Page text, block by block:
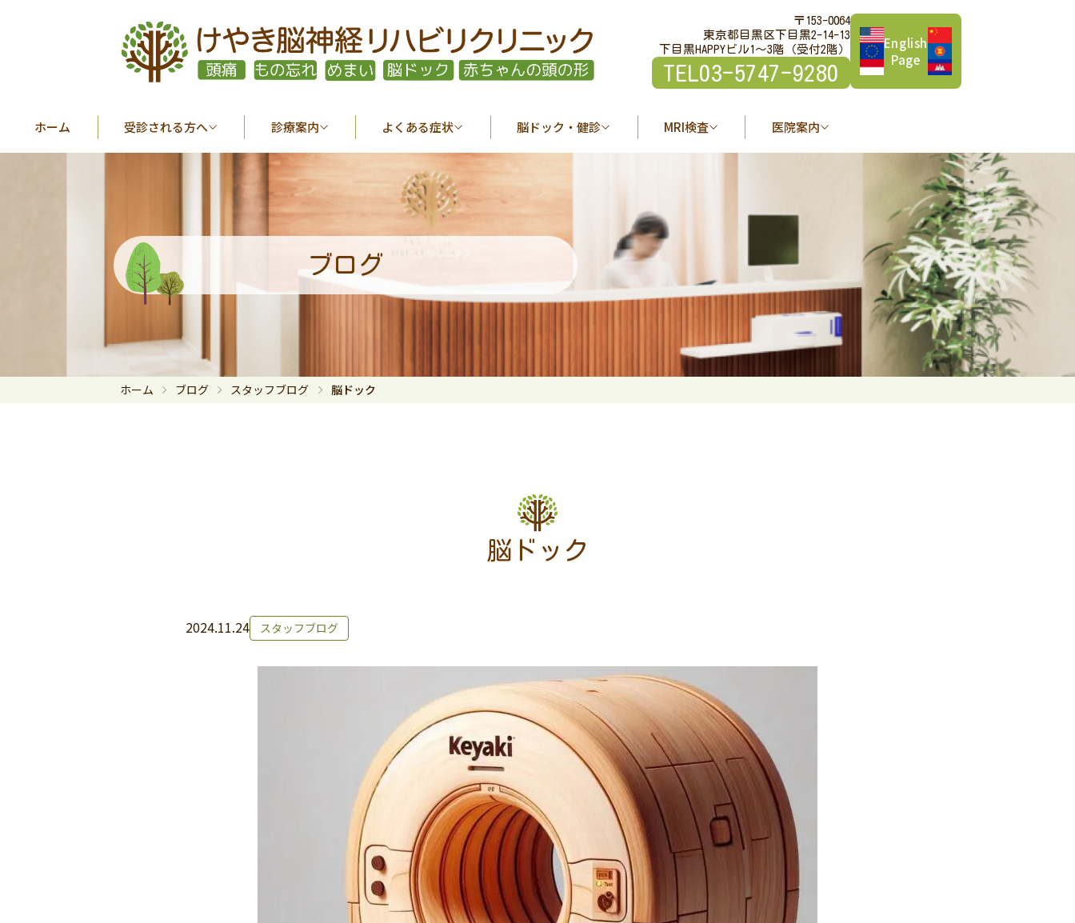
〒153-0064
東京都目黒区下目黒2-14-13
下目黒HAPPYビル1～3階（受付2階）
TEL03-5747-9280
English
Page
ホーム 受診される方へ 診療案内 よくある症状 脳ドック・健診 MRI検査 医院案内
ブログ
ホーム ブログ スタッフブログ 脳ドック
脳ドック
2024.11.24 スタッフブログ